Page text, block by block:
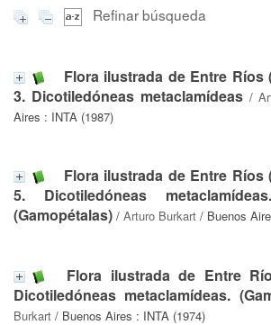
Refinar búsqueda
Flora ilustrada de Entre Ríos
3. Dicotiledóneas metaclamídeas/
Aires : INTA (1987)
Flora ilustrada de Entre Ríos
5. Dicotiledóneas
(Gamopétalas) / Arturo Burkart / Buenos
Flora ilustrada de Entre
Dicotiledóneas metaclamídeas.
Burkart / Buenos Aires : INTA (1974)